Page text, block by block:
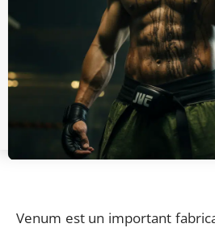
Venum est un important